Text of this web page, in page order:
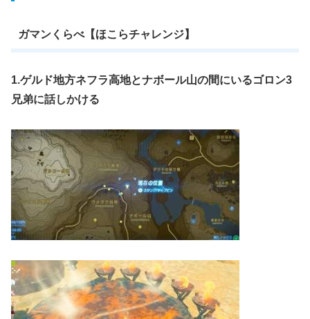
ガマンくらべ【ほこらチャレンジ】
1.ゲルド地方ネフラ高地とナボール山の間にいるゴロン3
兄弟に話しかける